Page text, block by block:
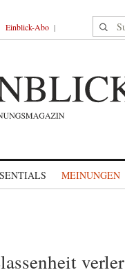
Einblick-Abo Suche
MEINUNGEN